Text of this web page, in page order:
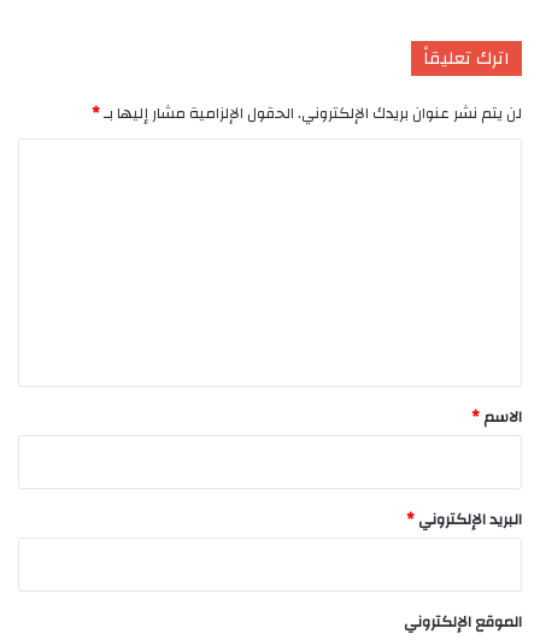
اترك تعليقاً
لن يتم نشر عنوان بريدك الإلكتروني.الحقول الإلزامية مشار إليها بـ*
*
الاسم*
البريد الإلكتروني*
الموقع الإلكتروني